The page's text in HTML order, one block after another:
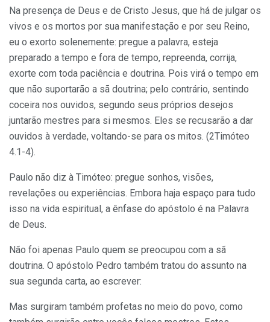
Na presença de Deus e de Cristo Jesus, que há de julgar os
vivos e os mortos por sua manifestação e por seu Reino,
eu o exorto solenemente: pregue a palavra, esteja
preparado a tempo e fora de tempo, repreenda, corrija,
exorte com toda paciência e doutrina. Pois virá o tempo em
que não suportarão a sã doutrina; pelo contrário, sentindo
coceira nos ouvidos, segundo seus próprios desejos
juntarão mestres para si mesmos. Eles se recusarão a dar
ouvidos à verdade, voltando-se para os mitos. (2Timóteo
4.1-4).
Paulo não diz à Timóteo: pregue sonhos, visões,
revelações ou experiências. Embora haja espaço para tudo
isso na vida espiritual, a ênfase do apóstolo é na Palavra
de Deus.
Não foi apenas Paulo quem se preocupou com a sã
doutrina. O apóstolo Pedro também tratou do assunto na
sua segunda carta, ao escrever:
Mas surgiram também profetas no meio do povo, como